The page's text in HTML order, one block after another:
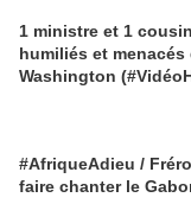
1 ministre et 1
humiliés et
Washington
#AfriqueAdieu /
faire chanter le